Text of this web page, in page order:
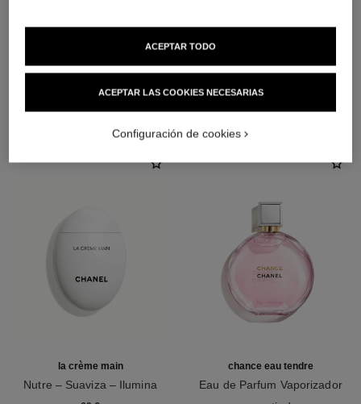
LA COMBINACIÓN PERFECTA
la crème main
Nutre – Suaviza – Ilumina
chance eau tendre
Eau de Parfum Vaporizador
ACEPTAR LAS COOKIES NECESARIAS
ACEPTAR TODO
Configuración de cookies